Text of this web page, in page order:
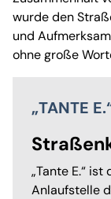
wurde den
und
ohne große
„TANTE
„Tante E.“
Anlaufstelle